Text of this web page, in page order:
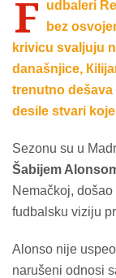
F
udbaleri
bez
krivicu svaljuju
današnjice,
trenutno dešava
desile stvari
Sezonu su u
Šabijem
Nemačkoj,
fudbalsku viziju
Alonso nije
narušeni odnosi